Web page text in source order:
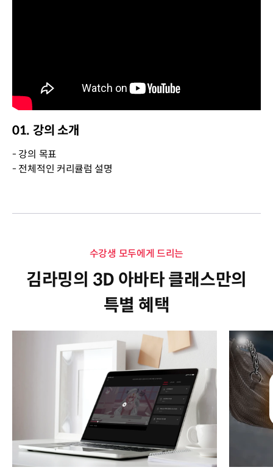
01. 강의 소개
- 강의 목표
- 전체적인 커리큘럼 설명
수강생 모두에게 드리는
김라밍의 3D 아바타 클래스만의
특별 혜택